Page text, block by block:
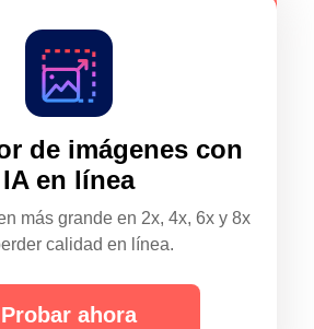
de imágenes con
IA en línea
más grande en 2x, 4x, 6x y 8x
calidad en línea.
Probar ahora